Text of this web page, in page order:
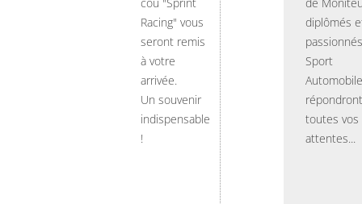
Racing" vous
seront remis
à votre
arrivée.
Un souvenir
indispensable
!
diplômés
Sport
Automobile
toutes vos
attentes...